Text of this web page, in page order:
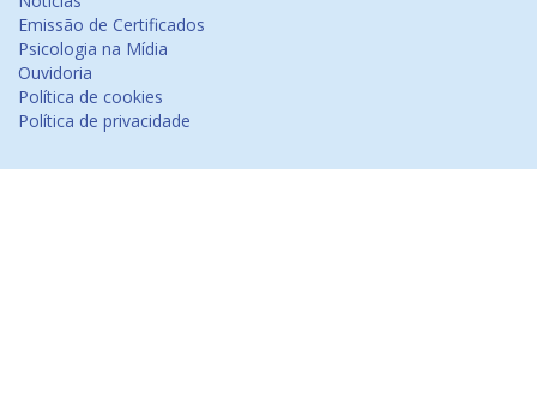
Emissão de Certificados
Psicologia na Mídia
Ouvidoria
Política de cookies
Política de privacidade